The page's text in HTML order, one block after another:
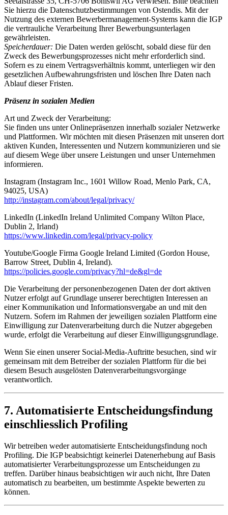
Sie hierzu die Datenschutzbestimmungen von Ostendis. Mit der
Nutzung des externen Bewerbermanagement-Systems kann die IGP
die vertrauliche Verarbeitung Ihrer Bewerbungsunterlagen
gewährleisten.
Speicherdauer: Die Daten werden gelöscht, sobald diese für den
Zweck des Bewerbungsprozesses nicht mehr erforderlich sind.
Sofern es zu einem Vertragsverhältnis kommt, unterliegen wir den
gesetzlichen Aufbewahrungsfristen und löschen Ihre Daten nach
Ablauf dieser Fristen.
Präsenz in sozialen Medien
Art und Zweck der Verarbeitung:
Sie finden uns unter Onlinepräsenzen innerhalb sozialer Netzwerke
und Plattformen. Wir möchten mit diesen Präsenzen mit unseren dort
aktiven Kunden, Interessenten und Nutzern kommunizieren und sie
auf diesem Wege über unsere Leistungen und unser Unternehmen
informieren.
Instagram (Instagram Inc., 1601 Willow Road, Menlo Park, CA,
94025, USA)
http://instagram.com/about/legal/privacy/
LinkedIn (LinkedIn Ireland Unlimited Company Wilton Place,
Dublin 2, Irland)
https://www.linkedin.com/legal/privacy-policy
Youtube/Google Firma Google Ireland Limited (Gordon House,
Barrow Street, Dublin 4, Ireland).
https://policies.google.com/privacy?hl=de&gl=de
Die Verarbeitung der personenbezogenen Daten der dort aktiven
Nutzer erfolgt auf Grundlage unserer berechtigten Interessen an
einer Kommunikation und Informationsvergabe an und mit den
Nutzern. Sofern im Rahmen der jeweiligen sozialen Plattform eine
Einwilligung zur Datenverarbeitung durch die Nutzer abgegeben
wurde, erfolgt die Verarbeitung auf dieser Einwilligungsgrundlage.
Wenn Sie einen unserer Social-Media-Auftritte besuchen, sind wir
gemeinsam mit dem Betreiber der sozialen Plattform für die bei
diesem Besuch ausgelösten Datenverarbeitungsvorgänge
verantwortlich.
7. Automatisierte Entscheidungsfindung
einschliesslich Profiling
Wir betreiben weder automatisierte Entscheidungsfindung noch
Profiling. Die IGP beabsichtigt keinerlei Datenerhebung auf Basis
automatisierter Verarbeitungsprozesse um Entscheidungen zu
treffen. Darüber hinaus beabsichtigen wir auch nicht, Ihre Daten
automatisch zu bearbeiten, um bestimmte Aspekte bewerten zu
können.